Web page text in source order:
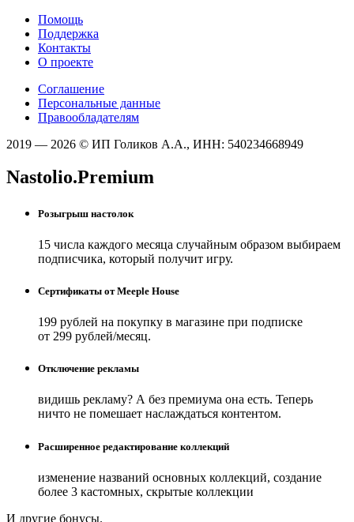
Помощь
Поддержка
Контакты
О проекте
Соглашение
Персональные данные
Правообладателям
2019 — 2026 © ИП Голиков А.А., ИНН: 540234668949
Nastolio.Premium
Розыгрыш настолок
15 числа каждого месяца случайным образом выбираем
подписчика, который получит игру.
Сертификаты от Meeple House
199 рублей на покупку в магазине при подписке
от 299 рублей/месяц.
Отключение рекламы
видишь рекламу? А без премиума она есть. Теперь
ничто не помешает наслаждаться контентом.
Расширенное редактирование коллекций
изменение названий основных коллекций, создание
более 3 кастомных, скрытые коллекции
И другие бонусы.